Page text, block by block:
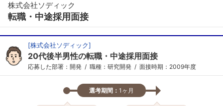
株式会社ソディック
転職・中途採用面接
[株式会社ソディック]
20代後半男性の転職・中途採用面接
応募した部署：開発 職種：研究開発 面接時期：2009年度
選考期間： 1ヶ月